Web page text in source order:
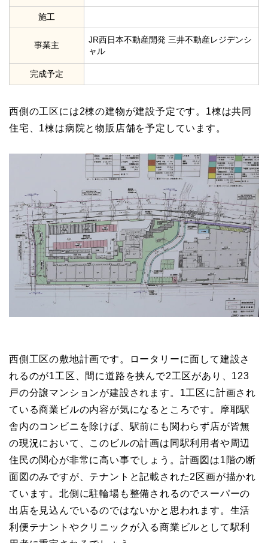
施工
事業主
JR西日本不動産開発 三井不動産レジデンシ
ャル
完成予定
西側の工区には2棟の建物が建設予定です。1棟は共同
住宅、1棟は病院と物販店舗を予定しています。
西側工区の敷地計画です。ロータリーに面して建設さ
れるのが1工区、間に道路を挟んで2工区があり、123
戸の分譲マンションが建設されます。1工区に計画され
ている商業ビルの内容が気になるところです。摩耶駅
舎内のコンビニを除けば、駅前にも関わらず店が皆無
の現況において、このビルの計画は同駅利用者や周辺
住民の関心が非常に高い事でしょう。計画図は1階の断
面図のみですが、テナントと記載された2区画が描かれ
ています。北側に駐輪場も整備されるのでスーパーの
出店を見込んでいるのではないかと思われます。生活
利便テナントやクリニックが入る商業ビルとして駅利